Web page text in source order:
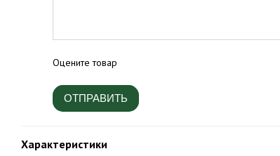
Оцените товар
ОТПРАВИТЬ
Характеристики